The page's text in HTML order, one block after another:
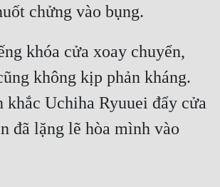
khóa cửa xoay chuyển,
không kịp phản kháng.
khắc Uchiha Ryuuei đẩy cửa
đã lặng lẽ hòa mình vào